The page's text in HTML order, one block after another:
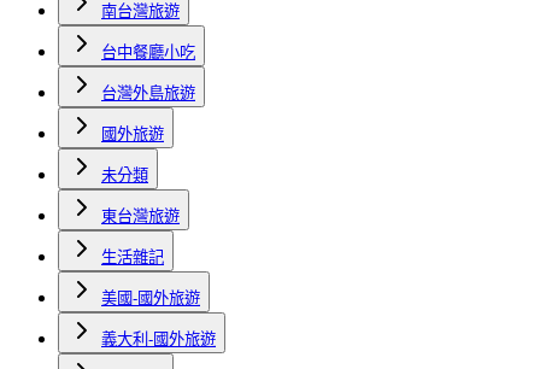
南台灣旅遊
台中餐廳小吃
台灣外島旅遊
國外旅遊
未分類
東台灣旅遊
生活雜記
美國-國外旅遊
義大利-國外旅遊